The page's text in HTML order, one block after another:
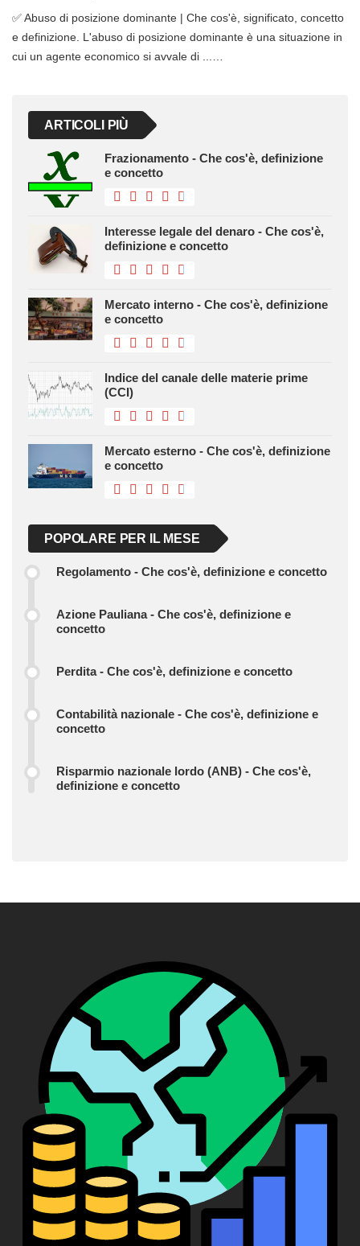
✅ Abuso di posizione dominante | Che cos'è, significato, concetto
e definizione. L'abuso di posizione dominante è una situazione in
cui un agente economico si avvale di ...…
ARTICOLI PIÙ
Frazionamento - Che cos'è, definizione
e concetto
Interesse legale del denaro - Che cos'è,
definizione e concetto
Mercato interno - Che cos'è, definizione
e concetto
Indice del canale delle materie prime
(CCI)
Mercato esterno - Che cos'è, definizione
e concetto
POPOLARE PER IL MESE
Regolamento - Che cos'è, definizione e concetto
Azione Pauliana - Che cos'è, definizione e
concetto
Perdita - Che cos'è, definizione e concetto
Contabilità nazionale - Che cos'è, definizione e
concetto
Risparmio nazionale lordo (ANB) - Che cos'è,
definizione e concetto